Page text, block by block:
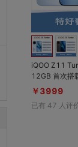
iQOO Z11
12GB 首次搭载2亿像素主摄，蓝厂同
款旗舰算法；
水+金属中框
￥3999
已有 47 人评